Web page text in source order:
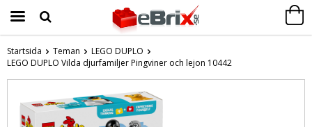
Produkten har blivit tillagd i varukorgen
Startsida Teman
LEGO DUPLO
LEGO DUPLO Vilda djurfamiljer Pingviner och lejon 10442